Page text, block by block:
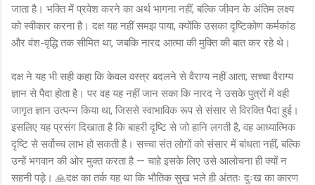
जाता है। भक्ति में प्रवेश करने का अर्थ भागना नहीं, बल्कि जीवन के अंतिम लक्ष्य
को स्वीकार करना है। दक्ष यह नहीं समझ पाया, क्योंकि उसका दृष्टिकोण कर्मकांड
और वंश-वृद्धि तक सीमित था, जबकि नारद आत्मा की मुक्ति की बात कर रहे थे।
दक्ष ने यह भी सही कहा कि केवल वस्त्र बदलने से वैराग्य नहीं आता; सच्चा वैराग्य
ज्ञान से पैदा होता है। पर वह यह नहीं जान सका कि नारद ने उसके पुत्रों में वही
जागृत ज्ञान उत्पन्न किया था, जिससे स्वाभाविक रूप से संसार से विरक्ति पैदा हुई।
इसलिए यह प्रसंग दिखाता है कि बाहरी दृष्टि से जो हानि लगती है, वह आध्यात्मिक
दृष्टि से सर्वोच्च लाभ हो सकती है। सच्चा संत लोगों को संसार में बांधता नहीं, बल्कि
उन्हें भगवान की ओर मुक्त करता है — चाहे इसके लिए उसे आलोचना ही क्यों न
सहनी पड़े। 🙏दक्ष का तर्क यह था कि भौतिक सुख भले ही अंततः दुःख का कारण